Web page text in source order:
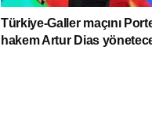
Türkiye-Galler maçını
hakem Artur Dias